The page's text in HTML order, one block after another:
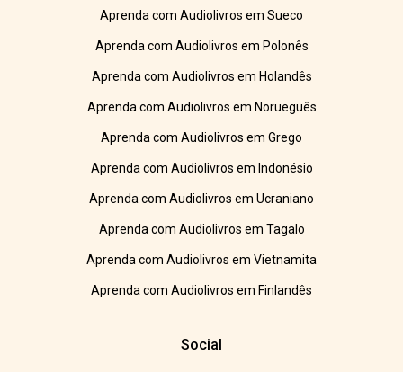
Aprenda com Audiolivros em Sueco
Aprenda com Audiolivros em Polonês
Aprenda com Audiolivros em Holandês
Aprenda com Audiolivros em Norueguês
Aprenda com Audiolivros em Grego
Aprenda com Audiolivros em Indonésio
Aprenda com Audiolivros em Ucraniano
Aprenda com Audiolivros em Tagalo
Aprenda com Audiolivros em Vietnamita
Aprenda com Audiolivros em Finlandês
Social